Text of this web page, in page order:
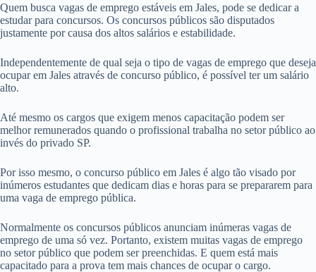
Quem busca vagas de emprego estáveis em Jales, pode se dedicar a
estudar para concursos. Os concursos públicos são disputados
justamente por causa dos altos salários e estabilidade.
Independentemente de qual seja o tipo de vagas de emprego que deseja
ocupar em Jales através de concurso público, é possível ter um salário
alto.
Até mesmo os cargos que exigem menos capacitação podem ser
melhor remunerados quando o profissional trabalha no setor público ao
invés do privado SP.
Por isso mesmo, o concurso público em Jales é algo tão visado por
inúmeros estudantes que dedicam dias e horas para se prepararem para
uma vaga de emprego pública.
Normalmente os concursos públicos anunciam inúmeras vagas de
emprego de uma só vez. Portanto, existem muitas vagas de emprego
no setor público que podem ser preenchidas. E quem está mais
capacitado para a prova tem mais chances de ocupar o cargo.